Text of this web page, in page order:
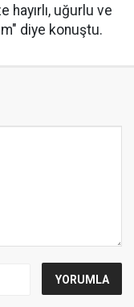
uğurlu ve
diye konuştu.